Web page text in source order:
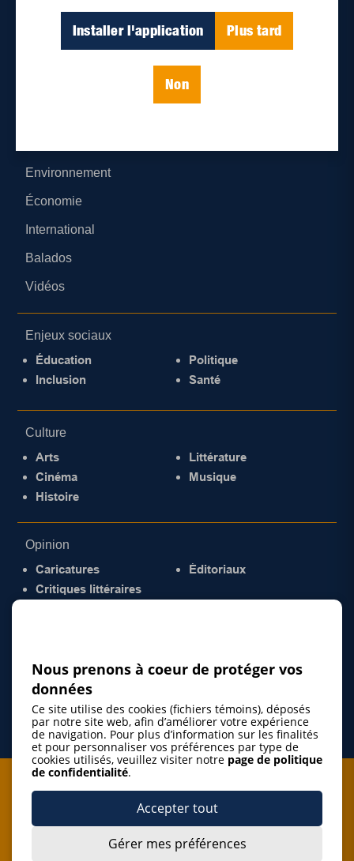
Installer l'application Plus tard
Non
Environnement
Économie
International
Balados
Vidéos
Enjeux sociaux
Éducation
Inclusion
Politique
Santé
Culture
Arts
Cinéma
Histoire
Littérature
Musique
Opinion
Caricatures
Critiques littéraires
Éditoriaux
Je m'abonne à l'infolettre
J’accepte de m’abonner à l’infolettre de La Gazette de la
Nous prenons à coeur de protéger vos
données
Ce site utilise des cookies (fichiers témoins), déposés
par notre site web, afin d’améliorer votre expérience
de navigation. Pour plus d’information sur les finalités
et pour personnaliser vos préférences par type de
cookies utilisés, veuillez visiter notre page de politique
de confidentialité.
Accepter tout
Gérer mes préférences